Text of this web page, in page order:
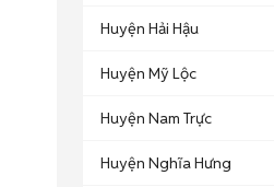
Huyện Hải Hậu
Huyện Mỹ Lộc
Huyện Nam Trực
Huyện Nghĩa Hưng